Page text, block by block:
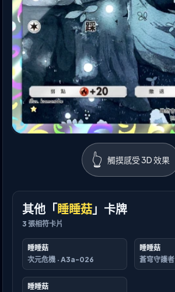
👆 觸摸感受 3D 效果
其他「睡睡菇 」卡牌
3 張相符卡片
睡睡菇
次元危機 · A3a-026
睡睡菇
蒼穹守護者
睡睡菇